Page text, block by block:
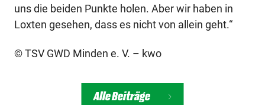
uns die beiden Punkte holen. Aber wir haben in
Loxten gesehen, dass es nicht von allein geht.“
© TSV GWD Minden e. V. – kwo
Alle Beiträge